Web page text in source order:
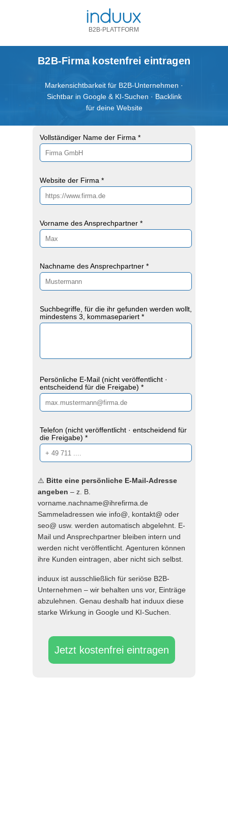
B2B-Firma kostenfrei eintragen
B2B-PLATTFORM
Vollständiger Name der Firma *
Website der Firma *
Vorname des Ansprechpartner *
Nachname des Ansprechpartner *
Suchbegriffe, für die ihr gefunden werden wollt,
mindestens 3, kommasepariert *
Persönliche E-Mail (nicht veröffentlicht ·
entscheidend für die Freigabe) *
Telefon (nicht veröffentlicht · entscheidend für
die Freigabe) *
Jetzt kostenfrei eintragen
⚠️ Bitte eine persönliche E-Mail-Adresse
angeben – z. B.
vorname.nachname@ihrefirma.de
Sammeladressen wie info@, kontakt@ oder
seo@ usw. werden automatisch abgelehnt. E-
Mail und Ansprechpartner bleiben intern und
werden nicht veröffentlicht. Agenturen können
ihre Kunden eintragen, aber nicht sich selbst.
induux ist ausschließlich für seriöse B2B-
Unternehmen – wir behalten uns vor, Einträge
abzulehnen. Genau deshalb hat induux diese
starke Wirkung in Google und KI-Suchen.
Markensichtbarkeit für B2B-Unternehmen ·
Sichtbar in Google & KI-Suchen · Backlink
für deine Website